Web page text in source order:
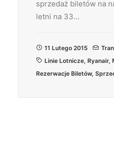
sprzedaż biletów na
letni na 33…
11 Lutego 2015
Linie Lotnicze, Ryanair,
Rezerwacje Biletów,